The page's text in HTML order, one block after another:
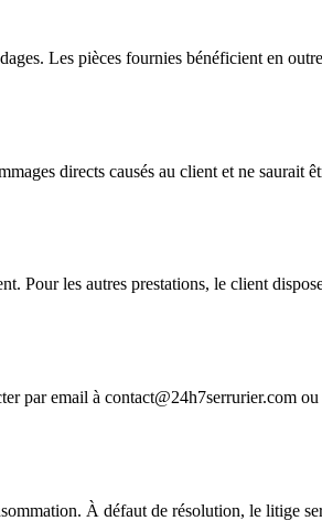
Les pièces fournies bénéficient en
directs causés au client et ne saurait
Pour les autres prestations, le client
par email à contact@24h7serrurier.com
À défaut de résolution, le litige